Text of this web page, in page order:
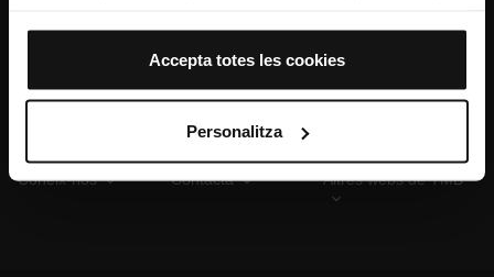
El selector que es troba a la dreta de cada tipologia de
cookies d’aquella classe.
Un cop hagis marcat les teves preferències, has de fer
clic sobre “Selecciona i configura”. Així, s’instal·laran
només les cookies de la tipologia que hagis seleccionat
personalització, perquè permeten recordar les teves
opcions de navegació (com ara l’idioma) i milloren la teva
Accepta totes les cookies
Personalitza
Coneix-nos Contacta Altres webs de TMB